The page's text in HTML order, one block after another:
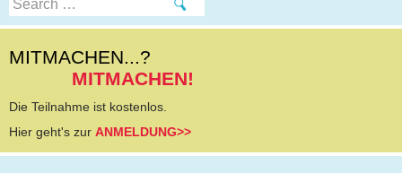
for:
MITMACHEN...?
MITMACHEN!
Die Teilnahme ist kostenlos.
Hier geht's zur ANMELDUNG>>